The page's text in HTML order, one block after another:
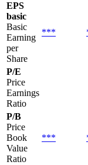
EPS
basic
Basic
Earning
per
Share
***
P/E
Price
Earnings
Ratio
P/B
Price
Book
Value
Ratio
***